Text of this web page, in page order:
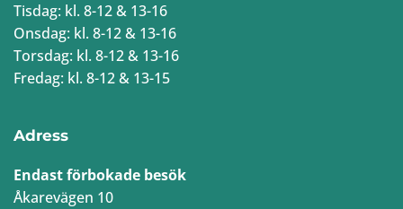
Tisdag: kl. 8-12 & 13-16
Onsdag: kl. 8-12 & 13-16
Torsdag: kl. 8-12 & 13-16
Fredag: kl. 8-12 & 13-15
Adress
Endast förbokade besök
Åkarevägen 10